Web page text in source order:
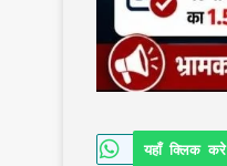
यहाँ क्लिक करे